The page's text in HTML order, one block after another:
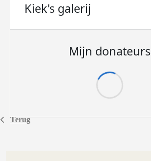
Terug
Kiek's galerij
Mijn donateurs